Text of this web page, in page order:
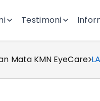
Testimoni
Mata KMN EyeCare